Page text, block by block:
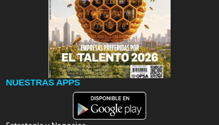
NUESTRAS APPS